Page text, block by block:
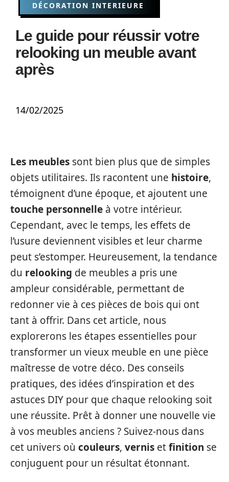
DÉCORATION INTERIEURE
Le guide pour réussir votre
relooking un meuble avant
après
14/02/2025
Les meubles sont bien plus que de simples
objets utilitaires. Ils racontent une histoire,
témoignent d’une époque, et ajoutent une
touche personnelle à votre intérieur.
Cependant, avec le temps, les effets de
l’usure deviennent visibles et leur charme
peut s’estomper. Heureusement, la tendance
du relooking de meubles a pris une
ampleur considérable, permettant de
redonner vie à ces pièces de bois qui ont
tant à offrir. Dans cet article, nous
explorerons les étapes essentielles pour
transformer un vieux meuble en une pièce
maîtresse de votre déco. Des conseils
pratiques, des idées d’inspiration et des
astuces DIY pour que chaque relooking soit
une réussite. Prêt à donner une nouvelle vie
à vos meubles anciens ? Suivez-nous dans
cet univers où couleurs, vernis etfinition se
conjuguent pour un résultat étonnant.